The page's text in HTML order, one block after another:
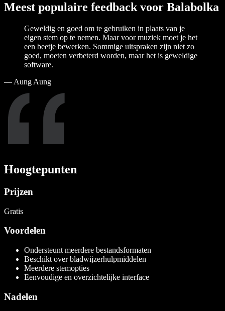
Meest populaire feedback voor Balabolka
Geweldig en goed om te gebruiken in plaats van je
eigen stem op te nemen. Maar voor muziek moet je het
een beetje bewerken. Sommige uitspraken zijn niet zo
goed, moeten verbeterd worden, maar het is geweldige
software.
— Aung Aung
Hoogtepunten
Prijzen
Gratis
Voordelen
Ondersteunt meerdere bestandsformaten
Beschikt over bladwijzerhulpmiddelen
Meerdere stemopties
Eenvoudige en overzichtelijke interface
Nadelen